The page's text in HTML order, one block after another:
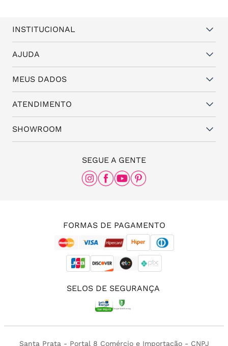
INSTITUCIONAL
Quem somos
Vantagens
Política de Trocas e Garantia
Política de Privacidade
Assistência Técnica
AJUDA
Dúvidas frequentes
Fale conosco
MEUS DADOS
Cadastro
Minha conta
Meus pedidos
ATENDIMENTO
(11) 94824-6508
(11) 3087-8168
SHOWROOM
Rua Frei Caneca, nº 558 - 11º andar, Consolação,
São Paulo - SP, 01307-000
SEGUE A GENTE
FORMAS DE PAGAMENTO
SELOS DE SEGURANÇA
Santa Prata - Portal 8 Comércio e Importação - CNPJ